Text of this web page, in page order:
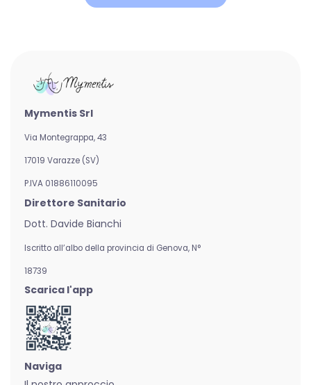
Mymentis Srl
Via Montegrappa, 43
17019 Varazze (SV)
P.IVA 01886110095
Direttore Sanitario
Dott. Davide Bianchi
Iscritto all’albo della provincia di Genova, N°
18739
Scarica l'app
Naviga